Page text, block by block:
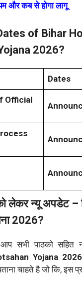
और कब से होगा लागू
of Bihar
2026?
Dates
Official
लेकर न्यू अपडेट –
2026?
सभी पाठको सहित
Yojana
चाहते है जो कि, इस